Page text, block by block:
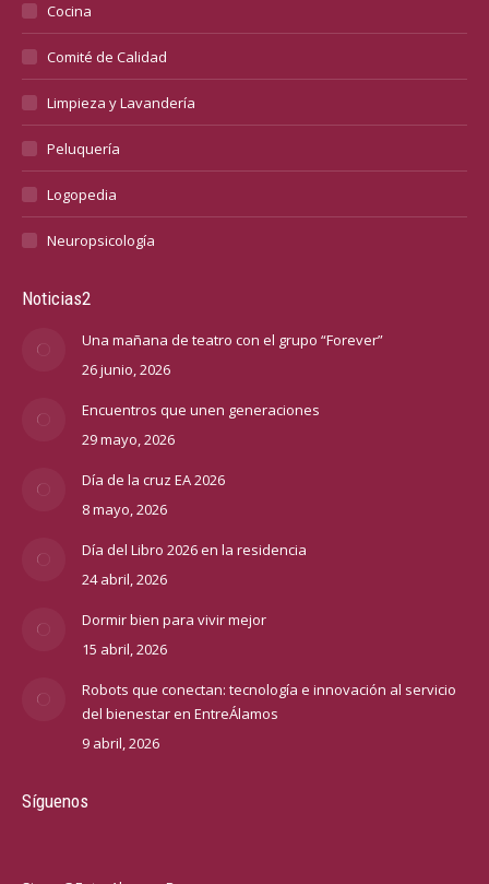
Cocina
Comité de Calidad
Limpieza y Lavandería
Peluquería
Logopedia
Neuropsicología
Noticias2
Una mañana de teatro con el grupo “Forever”
26 junio, 2026
Encuentros que unen generaciones
29 mayo, 2026
Día de la cruz EA 2026
8 mayo, 2026
Día del Libro 2026 en la residencia
24 abril, 2026
Dormir bien para vivir mejor
15 abril, 2026
Robots que conectan: tecnología e innovación al servicio
del bienestar en EntreÁlamos
9 abril, 2026
Síguenos